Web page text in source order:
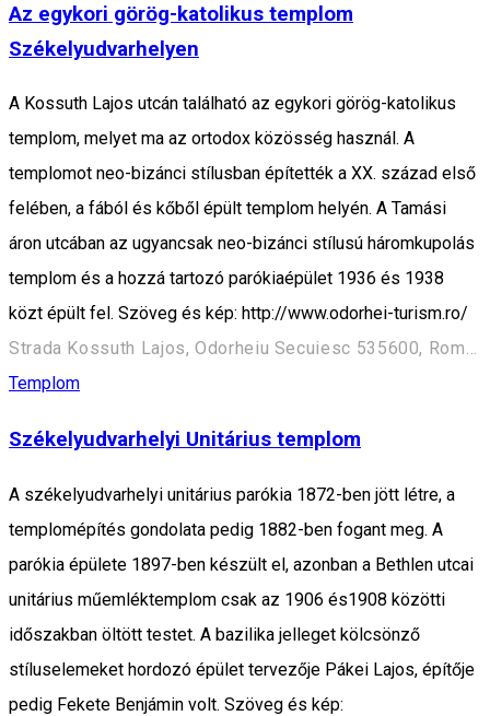
Az egykori görög-katolikus templom
Székelyudvarhelyen
A Kossuth Lajos utcán található az egykori görög-katolikus
templom, melyet ma az ortodox közösség használ. A
templomot neo-bizánci stílusban építették a XX. század első
felében, a fából és kőből épült templom helyén. A Tamási
áron utcában az ugyancsak neo-bizánci stílusú háromkupolás
templom és a hozzá tartozó parókiaépület 1936 és 1938
közt épült fel. Szöveg és kép: http://www.odorhei-turism.ro/
Strada Kossuth Lajos, Odorheiu Secuiesc 535600, Romania
Templom
Székelyudvarhelyi Unitárius templom
A székelyudvarhelyi unitárius parókia 1872-ben jött létre, a
templomépítés gondolata pedig 1882-ben fogant meg. A
parókia épülete 1897-ben készült el, azonban a Bethlen utcai
unitárius műemléktemplom csak az 1906 és1908 közötti
időszakban öltött testet. A bazilika jelleget kölcsönző
stíluselemeket hordozó épület tervezője Pákei Lajos, építője
pedig Fekete Benjámin volt. Szöveg és kép: